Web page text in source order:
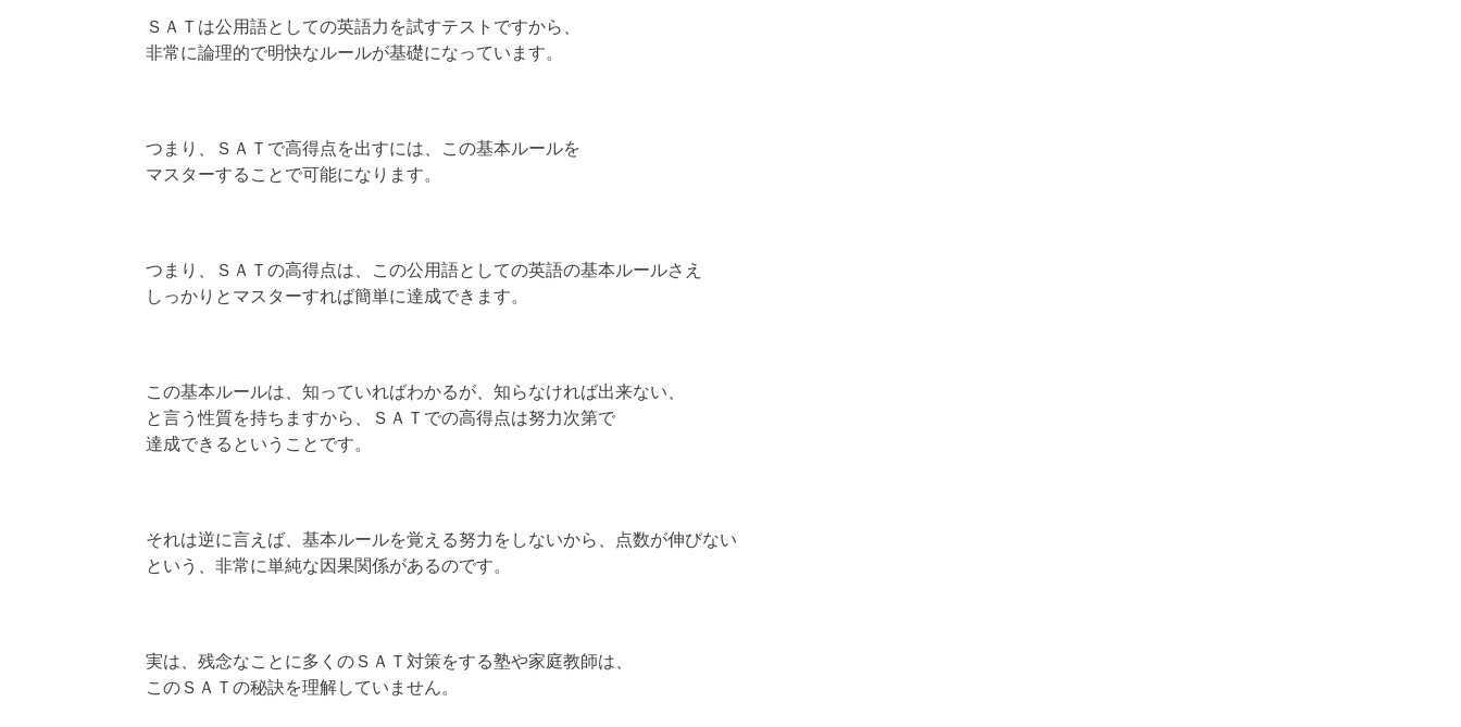
ＳＡＴは公用語としての英語力を試すテストですから、
非常に論理的で明快なルールが基礎になっています。
つまり、ＳＡＴで高得点を出すには、この基本ルールを
マスターすることで可能になります。
つまり、ＳＡＴの高得点は、この公用語としての英語の基本ルールさえ
しっかりとマスターすれば簡単に達成できます。
この基本ルールは、知っていればわかるが、知らなければ出来ない、
と言う性質を持ちますから、ＳＡＴでの高得点は努力次第で
達成できるということです。
それは逆に言えば、基本ルールを覚える努力をしないから、点数が伸びない
という、非常に単純な因果関係があるのです。
実は、残念なことに多くのＳＡＴ対策をする塾や家庭教師は、
このＳＡＴの秘訣を理解していません。